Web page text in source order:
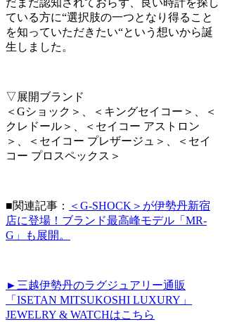
だまだ認知されておらず、良い時計を探し
ている方に“選択肢の一つとなり得ること
を知っていただきたい“という想いから誕
生しました。
▽展開ブランド
＜Gショック＞、＜キングセイコー＞、＜
クレドール＞、＜セイコー アストロン
＞、＜セイコー プレザージュ＞、＜セイ
コー プロスペックス＞
■関連記事：
＜G-SHOCK＞が伊勢丹新宿
店に登場！ブランド最高峰モデル「MR-
G」も展開。
►三越伊勢丹のラグジュアリー通販
「ISETAN MITSUKOSHI LUXURY」
JEWELRY & WATCHはこちら